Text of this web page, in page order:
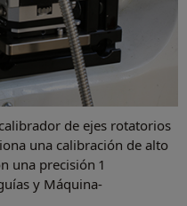
de ejes rotatorios
una calibración de alto
una precisión 1
y Máquina-